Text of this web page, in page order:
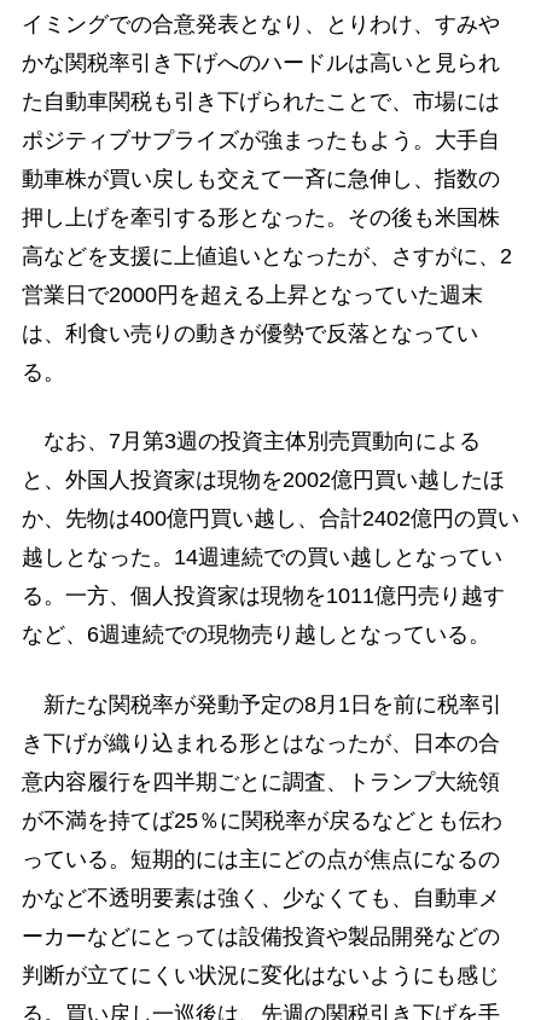
イミングでの合意発表となり、とりわけ、すみや
かな関税率引き下げへのハードルは高いと見られ
た自動車関税も引き下げられたことで、市場には
ポジティブサプライズが強まったもよう。大手自
動車株が買い戻しも交えて一斉に急伸し、指数の
押し上げを牽引する形となった。その後も米国株
高などを支援に上値追いとなったが、さすがに、2
営業日で2000円を超える上昇となっていた週末
は、利食い売りの動きが優勢で反落となってい
る。
なお、7月第3週の投資主体別売買動向による
と、外国人投資家は現物を2002億円買い越したほ
か、先物は400億円買い越し、合計2402億円の買い
越しとなった。14週連続での買い越しとなってい
る。一方、個人投資家は現物を1011億円売り越す
など、6週連続での現物売り越しとなっている。
新たな関税率が発動予定の8月1日を前に税率引
き下げが織り込まれる形とはなったが、日本の合
意内容履行を四半期ごとに調査、トランプ大統領
が不満を持てば25％に関税率が戻るなどとも伝わ
っている。短期的には主にどの点が焦点になるの
かなど不透明要素は強く、少なくても、自動車メ
ーカーなどにとっては設備投資や製品開発などの
判断が立てにくい状況に変化はないようにも感じ
る。買い戻し一巡後は、先週の関税引き下げを手